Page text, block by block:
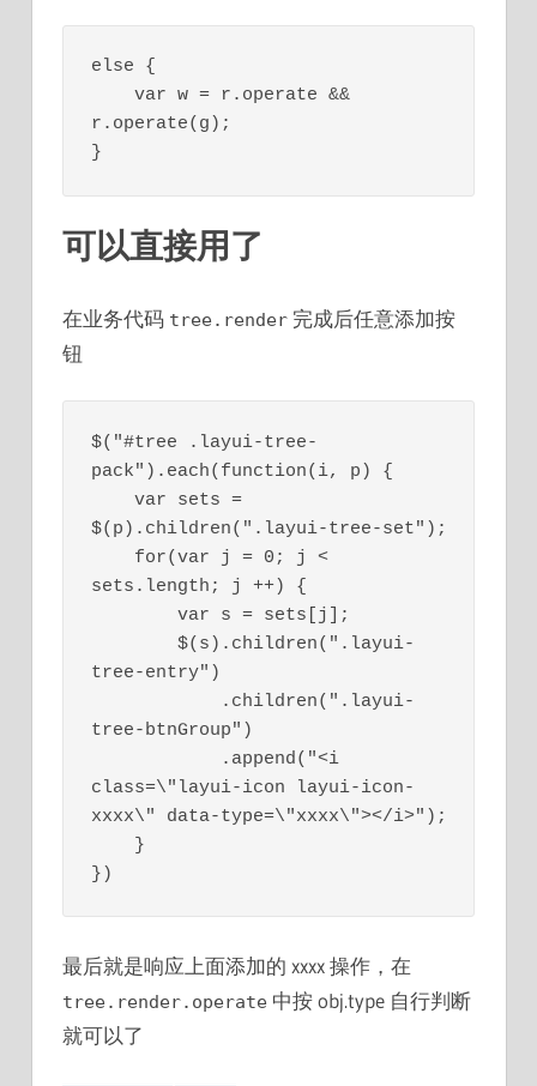
else {
r.operate(g);
}
可以直接用了
在业务代码 tree.render 完成后任意添加按
钮
$("#tree .layui-tree-
pack").each(function(i, p) {
$(p).children(".layui-tree-set");
sets.length; j ++) {
tree-entry")
tree-btnGroup")
class=\"layui-icon layui-icon-
xxxx\" data-type=\"xxxx\"></i>");
})
最后就是响应上面添加的 xxxx 操作，在
tree.render.operate 中按 obj.type 自行判断
就可以了